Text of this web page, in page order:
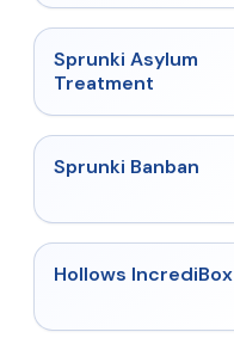
★
Sprunki Asylum
Treatment
★
Sprunki Banban
★ 4.3
Hollows IncrediBox